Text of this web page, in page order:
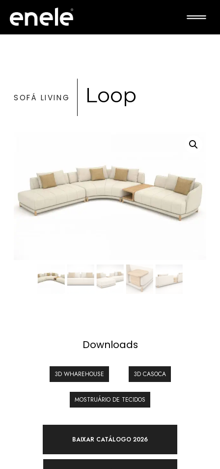
SOFÁ LIVING Loop
Downloads
3D WHAREHOUSE 3D CASOCA
MOSTRUÁRIO DE TECIDOS
BAIXAR CATÁLOGO 2026